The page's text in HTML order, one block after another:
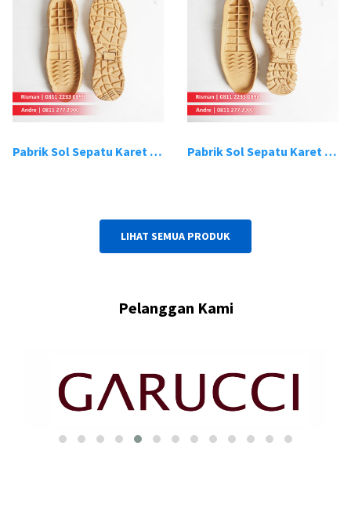
Pabrik Sol Sepatu Karet Bandung 19 Pabrik Sol Sepatu Karet Bandung 20
LIHAT SEMUA PRODUK
Pelanggan Kami